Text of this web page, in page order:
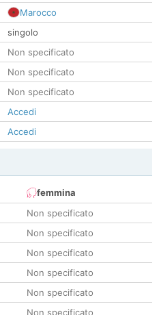
Marocco
singolo
Non specificato
Non specificato
Non specificato
Accedi
Accedi
femmina
Non specificato
Non specificato
Non specificato
Non specificato
Non specificato
Non specificato